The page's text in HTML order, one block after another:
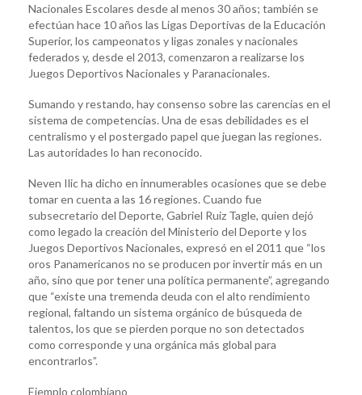
Nacionales Escolares desde al menos 30 años; también se
efectúan hace 10 años las Ligas Deportivas de la Educación
Superior, los campeonatos y ligas zonales y nacionales
federados y, desde el 2013, comenzaron a realizarse los
Juegos Deportivos Nacionales y Paranacionales.
Sumando y restando, hay consenso sobre las carencias en el
sistema de competencias. Una de esas debilidades es el
centralismo y el postergado papel que juegan las regiones.
Las autoridades lo han reconocido.
Neven Ilic ha dicho en innumerables ocasiones que se debe
tomar en cuenta a las 16 regiones. Cuando fue
subsecretario del Deporte, Gabriel Ruiz Tagle, quien dejó
como legado la creación del Ministerio del Deporte y los
Juegos Deportivos Nacionales, expresó en el 2011 que “los
oros Panamericanos no se producen por invertir más en un
año, sino que por tener una política permanente”, agregando
que “existe una tremenda deuda con el alto rendimiento
regional, faltando un sistema orgánico de búsqueda de
talentos, los que se pierden porque no son detectados
como corresponde y una orgánica más global para
encontrarlos”.
Ejemplo colombiano